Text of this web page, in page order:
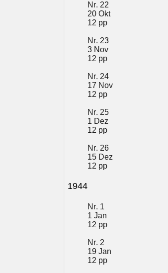
Nr. 22
20 Okt
12 pp
Nr. 23
3 Nov
12 pp
Nr. 24
17 Nov
12 pp
Nr. 25
1 Dez
12 pp
Nr. 26
15 Dez
12 pp
1944
Nr. 1
1 Jan
12 pp
Nr. 2
19 Jan
12 pp